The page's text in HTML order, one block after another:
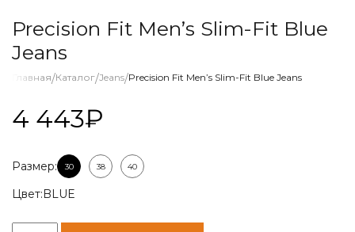
Precision Fit Men’s Slim-Fit Blue
Jeans
Главная/Каталог/Jeans/Precision Fit Men’s Slim-Fit Blue Jeans
4 443₽
Размер: 30 38 40
Цвет: BLUE